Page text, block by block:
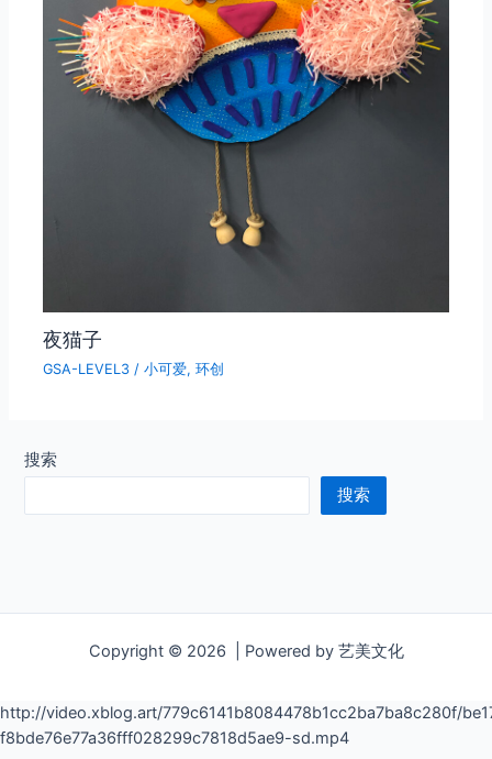
夜猫子
GSA-LEVEL3 /小可爱,环创
搜索
搜索
Copyright © 2026 | Powered by 艺美文化
http://video.xblog.art/779c6141b8084478b1cc2ba7ba8c280f/
f8bde76e77a36fff028299c7818d5ae9-sd.mp4